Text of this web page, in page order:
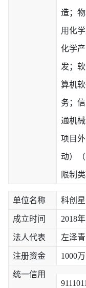
造；
用化
化学
发；
算机
务；
通机
项目
动）
限制
单位名称 科创
成立时间 2018
法人代表 左泽青
注册资金 1000
统一信用